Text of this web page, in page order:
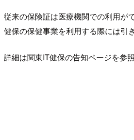
従来の保険証は医療機関での利用が
健保の保健事業を利用する際には引
詳細は関東IT健保の告知ページを参